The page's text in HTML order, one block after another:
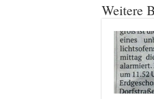
Weitere